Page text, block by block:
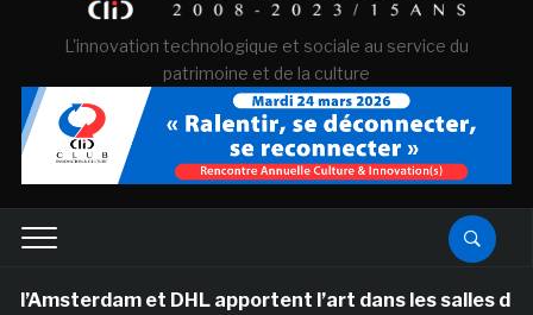
L'innovation technologique et sociale au service du
patrimoine et de la culture
et DHL apportent l’art dans les salles de